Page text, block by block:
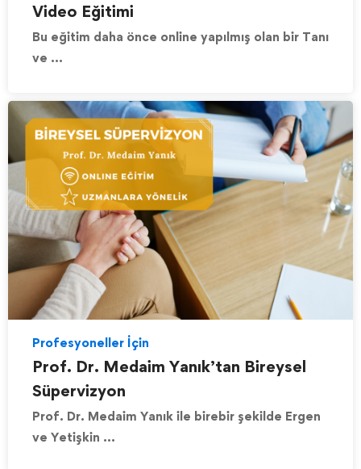
Video Eğitimi
Bu eğitim daha önce online yapılmış olan bir Tanı
ve …
Profesyoneller İçin
Prof. Dr. Medaim Yanık’tan Bireysel
Süpervizyon
Prof. Dr. Medaim Yanık ile birebir şekilde Ergen
ve Yetişkin …